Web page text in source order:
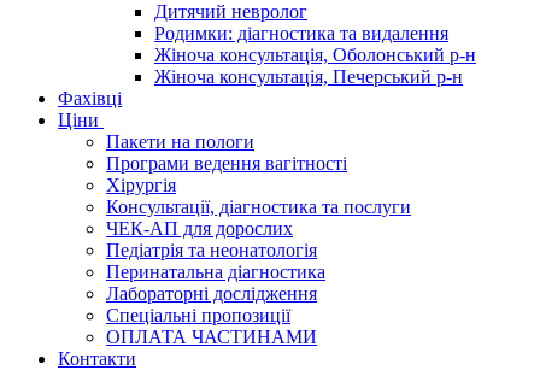
Дитячий невролог
Родимки: діагностика та видалення
Жіноча консультація, Оболонський р-н
Жіноча консультація, Печерський р-н
Фахівці
Ціни
Пакети на пологи
Програми ведення вагітності
Хірургія
Консультації, діагностика та послуги
ЧЕК-АП для дорослих
Педіатрія та неонатологія
Перинатальна діагностика
Лабораторні дослідження
Спеціальні пропозиції
ОПЛАТА ЧАСТИНАМИ
Контакти